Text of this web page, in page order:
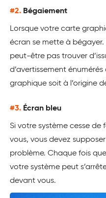
#2. Bégaiement
Lorsque votre carte
écran se mette à bégayer.
peut-être pas trouver
d’avertissement
graphique soit à l’origine
#3. Écran bleu
Si votre système cesse
vous, vous devez
problème. Chaque fois
votre système peut
devant vous.